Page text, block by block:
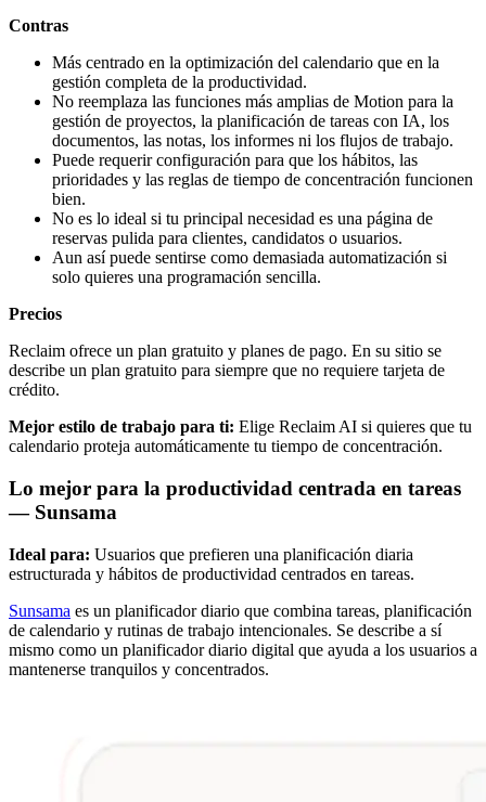
Contras
Más centrado en la optimización del calendario que en la
gestión completa de la productividad.
No reemplaza las funciones más amplias de Motion para la
gestión de proyectos, la planificación de tareas con IA, los
documentos, las notas, los informes ni los flujos de trabajo.
Puede requerir configuración para que los hábitos, las
prioridades y las reglas de tiempo de concentración funcionen
bien.
No es lo ideal si tu principal necesidad es una página de
reservas pulida para clientes, candidatos o usuarios.
Aun así puede sentirse como demasiada automatización si
solo quieres una programación sencilla.
Precios
Reclaim ofrece un plan gratuito y planes de pago. En su sitio se
describe un plan gratuito para siempre que no requiere tarjeta de
crédito.
Mejor estilo de trabajo para ti: Elige Reclaim AI si quieres que tu
calendario proteja automáticamente tu tiempo de concentración.
Lo mejor para la productividad centrada en tareas
— Sunsama
Ideal para: Usuarios que prefieren una planificación diaria
estructurada y hábitos de productividad centrados en tareas.
Sunsama es un planificador diario que combina tareas, planificación
de calendario y rutinas de trabajo intencionales. Se describe a sí
mismo como un planificador diario digital que ayuda a los usuarios a
mantenerse tranquilos y concentrados.